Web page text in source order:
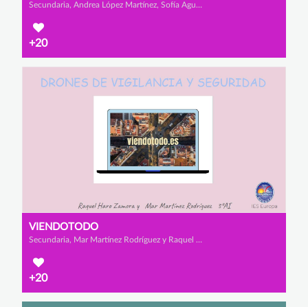
Secundaria, Andrea López Martínez, Sofía Agudo Fernández y Anabel Cánovas Mateo
+20
VIENDOTODO
Secundaria, Mar Martínez Rodríguez y Raquel Haro Zamora
+20